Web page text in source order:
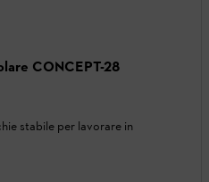
CONCEPT-28
stabile per lavorare in